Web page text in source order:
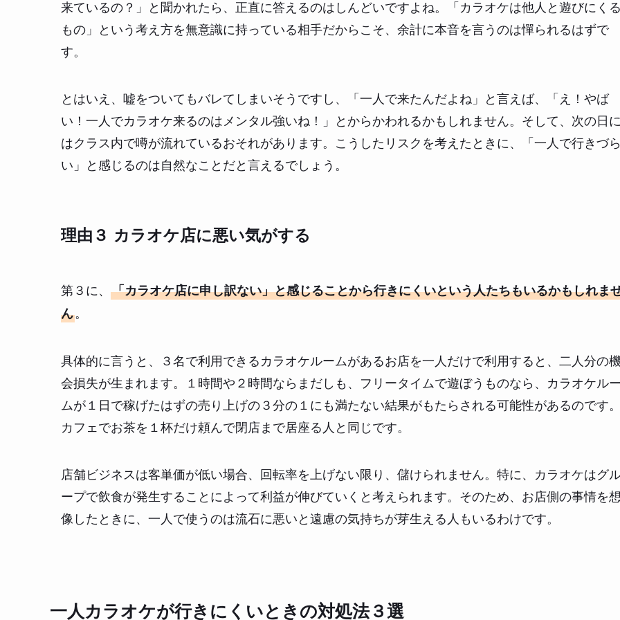
来ているの？」と聞かれたら、正直に答えるのはしんどいですよね。「カラオケは他人と遊びにくる
もの」という考え方を無意識に持っている相手だからこそ、余計に本音を言うのは憚られるはずで
す。
とはいえ、嘘をついてもバレてしまいそうですし、「一人で来たんだよね」と言えば、「え！やば
い！一人でカラオケ来るのはメンタル強いね！」とからかわれるかもしれません。そして、次の日に
はクラス内で噂が流れているおそれがあります。こうしたリスクを考えたときに、「一人で行きづら
い」と感じるのは自然なことだと言えるでしょう。
理由３ カラオケ店に悪い気がする
第３に、 「カラオケ店に申し訳ない」と感じることから行きにくいという人たちもいるかもしれま
ん。
具体的に言うと、３名で利用できるカラオケルームがあるお店を一人だけで利用すると、二人分の
会損失が生まれます。１時間や２時間ならまだしも、フリータイムで遊ぼうものなら、カラオケルー
ムが１日で稼げたはずの売り上げの３分の１にも満たない結果がもたらされる可能性があるのです。
カフェでお茶を１杯だけ頼んで閉店まで居座る人と同じです。
店舗ビジネスは客単価が低い場合、回転率を上げない限り、儲けられません。特に、カラオケはグ
ープで飲食が発生することによって利益が伸びていくと考えられます。そのため、お店側の事情を想
像したときに、一人で使うのは流石に悪いと遠慮の気持ちが芽生える人もいるわけです。
一人カラオケが行きにくいときの対処法３選